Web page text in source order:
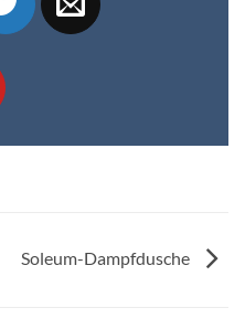
Soleum-Dampfdusche